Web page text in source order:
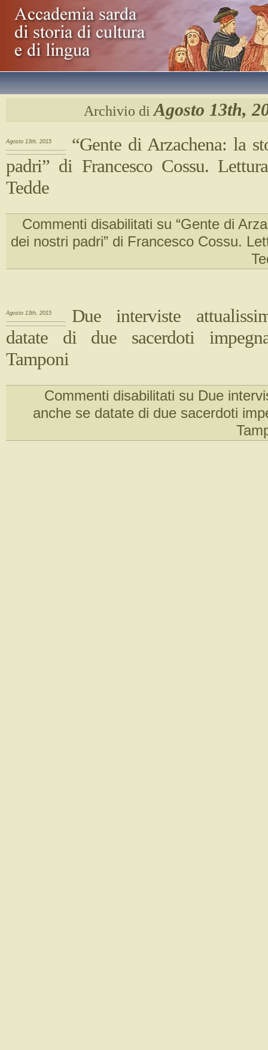
Archivio diAgosto 13th,
Agosto 13th, 2015
“Gente di Arzachena: la
padri” di Francesco Cossu.
Tedde
Commenti disabilitati su “Gente di
dei nostri padri” di Francesco Cossu.
Agosto 13th, 2015
Due interviste
datate di due sacerdoti
Tamponi
Commenti disabilitati su Due
anche se datate di due sacerdoti